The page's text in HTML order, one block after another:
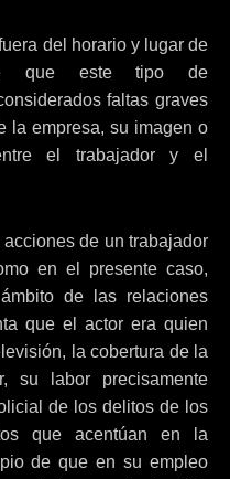
del horario y lugar de
que este tipo de
faltas graves
la empresa, su imagen o
el trabajador y el
de un trabajador
en el presente caso,
de las relaciones
que el actor era quien
la cobertura de la
su labor precisamente
de los delitos de los
que acentúan en la
de que en su empleo